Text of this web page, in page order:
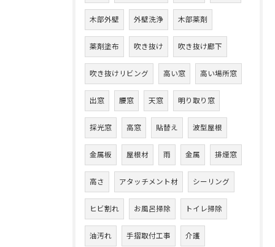
木部外壁 外壁洗浄 木部薬剤
薬剤塗布 吹き抜け 吹き抜け廊下
吹き抜けリビング 高い窓 高い場所窓
出窓 腰窓 天窓 明り取り窓
採光窓 高窓 貼替え 波型屋根
金属板 屋根材 雨 金属 排煙窓
高さ アタッチメント材 シーリング
ヒビ割れ お風呂掃除 トイレ掃除
油汚れ 手摺取付工事 介護